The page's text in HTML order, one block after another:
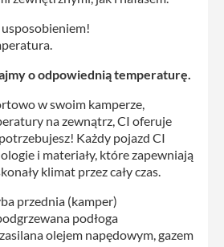
o odpowiednią temperaturę.
w swoim kamperze,
na zewnątrz, CI oferuje
Każdy pojazd CI
i materiały, które zapewniają
klimat przez cały czas.
przednia (kamper)
podłoga
olejem napędowym, gazem